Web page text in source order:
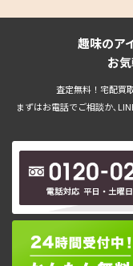
趣味のア
お
査定無料！宅配買
まずはお電話でご相談か､